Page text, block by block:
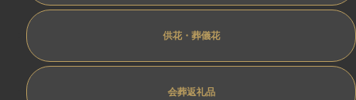
供花・葬儀花
会葬返礼品